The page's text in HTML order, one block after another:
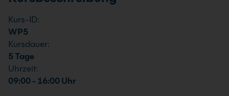
Kurs-ID:
WP5
Kursdauer:
5 Tage
Uhrzeit:
09:00 - 16:00 Uhr